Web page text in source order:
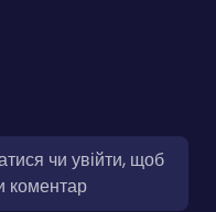
чи увійти, щоб
коментар